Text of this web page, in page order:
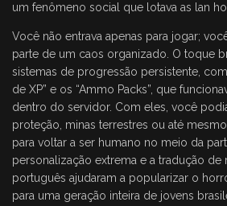
um fenômeno social que lotava as lan
Você não entrava apenas para jogar;
parte de um caos organizado. O toque
sistemas de progressão persistente,
de XP” e os “Ammo Packs”, que
dentro do servidor. Com eles, você
proteção, minas terrestres ou até
para voltar a ser humano no meio da
personalização extrema e a tradução de
português ajudaram a popularizar o
para uma geração inteira de jovens